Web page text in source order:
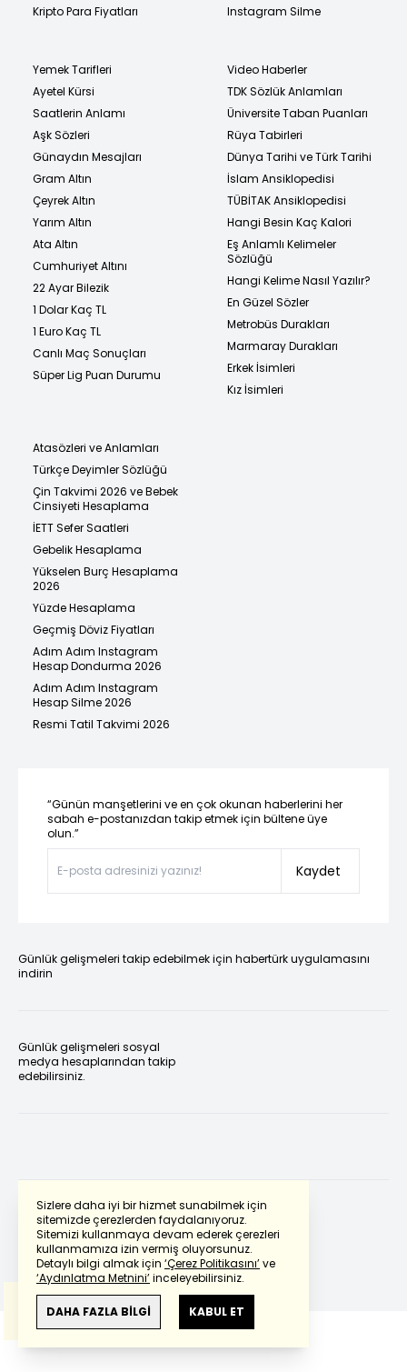
Sizlere daha iyi bir hizmet sunabilmek için
sitemizde çerezlerden faydalanıyoruz.
Sitemizi kullanmaya devam ederek çerezleri
kullanmamıza izin vermiş oluyorsunuz.
Detaylı bilgi almak için ‘Çerez Politikasını’ve
‘Aydınlatma Metnini’inceleyebilirsiniz.
DAHA FAZLA BİLGİ KABUL ET
Kripto Para Fiyatları
Instagram Silme
Yemek Tarifleri
Ayetel Kürsi
Saatlerin Anlamı
Aşk Sözleri
Günaydın Mesajları
Gram Altın
Çeyrek Altın
Yarım Altın
Ata Altın
Cumhuriyet Altını
22 Ayar Bilezik
1 Dolar Kaç TL
1 Euro Kaç TL
Canlı Maç Sonuçları
Süper Lig Puan Durumu
Video Haberler
TDK Sözlük Anlamları
Üniversite Taban Puanları
Rüya Tabirleri
Dünya Tarihi ve Türk Tarihi
İslam Ansiklopedisi
TÜBİTAK Ansiklopedisi
Hangi Besin Kaç Kalori
Eş Anlamlı Kelimeler
Sözlüğü
Hangi Kelime Nasıl Yazılır?
En Güzel Sözler
Metrobüs Durakları
Marmaray Durakları
Erkek İsimleri
Kız İsimleri
Atasözleri ve Anlamları
Türkçe Deyimler Sözlüğü
Çin Takvimi 2026 ve Bebek
Cinsiyeti Hesaplama
İETT Sefer Saatleri
Gebelik Hesaplama
Yükselen Burç Hesaplama
2026
Yüzde Hesaplama
Geçmiş Döviz Fiyatları
Adım Adım Instagram
Hesap Dondurma 2026
Adım Adım Instagram
Hesap Silme 2026
Resmi Tatil Takvimi 2026
“Günün manşetlerini ve en çok okunan haberlerini her
sabah e-postanızdan takip etmek için bültene üye
olun.”
Kaydet
Günlük gelişmeleri takip edebilmek için habertürk uygulamasını
indirin
Günlük gelişmeleri sosyal
medya hesaplarından takip
edebilirsiniz.
Powered by Translate
Bu çevirideGoogle Transletekullanılmıştır.
Anlam ve çeviri hatalarından
haberturk.com
sorumlu değildir.